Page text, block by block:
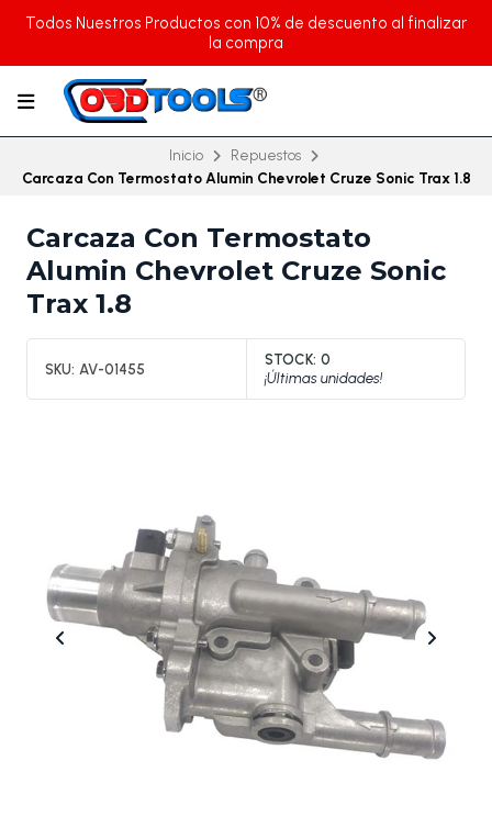
Todos Nuestros Productos con 10% de descuento al finalizar
la compra
Inicio
Repuestos
Carcaza Con Termostato Alumin Chevrolet Cruze Sonic Trax 1.8
Carcaza Con Termostato
Alumin Chevrolet Cruze Sonic
Trax 1.8
SKU: AV-01455
STOCK: 0
¡Últimas unidades!